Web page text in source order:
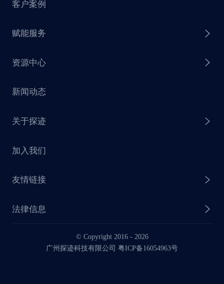
探迹 AI Agent
探迹 AI 拓客
探迹 AI 触达
探迹 AI CRM
客户案例
赋能服务
赋能计划
资源中心
销售干货
探迹大数据研究院
新闻动态
关于探迹
企业介绍
联系我们
业务动态
加入我们
友情链接
法律信息
法律声明
© Copyright 2016 - 2026
广州探迹科技有限公司 粤ICP备16054963号